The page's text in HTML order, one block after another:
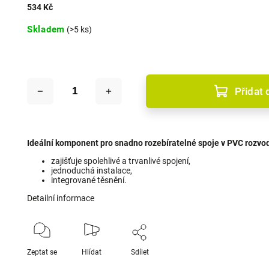
534 Kč
Skladem (>5 ks)
Přidat
Ideální komponent pro snadno rozebíratelné spoje v PVC
zajišťuje spolehlivé a trvanlivé spojení,
jednoduchá instalace,
integrované těsnění.
Detailní informace
Zeptat se Hlídat Sdílet